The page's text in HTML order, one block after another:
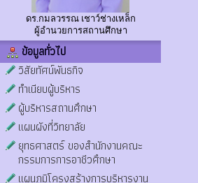
ดร.กมลวรรณ เชาว์ช่างเหล็ก
ผู้อำนวยการสถานศึกษา
ข้อมูลทั่วไป
วิสัยทัศน์พันธกิจ
ทำเนียบผู้บริหาร
ผู้บริหารสถานศึกษา
แผนผังที่วิทยาลัย
ยุทธศาสตร์ ของสำนักงานคณะ
กรรมการการอาชีวศึกษา
แผนภูมิโครงสร้างการบริหารงาน